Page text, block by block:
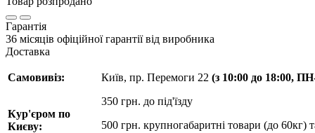
Гарантія
36 місяців офіційної гарантії від виробника
Доставка
Самовивіз:
Кур'єром по
Києву:
Київ, пр. Перемоги 22 (з 10:00 до 18:00,
350 грн. до під'їзду
500 грн. крупногабаритні товари (до 60кг)